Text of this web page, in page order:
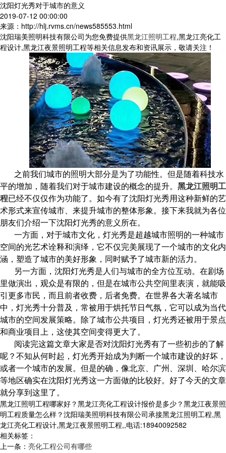
沈阳灯光秀对于城市的意义
2019-07-12 00:00:00
来源：http://hlj.rvms.cn/news585553.html
沈阳瑞美照明科技有限公司为您免费提供黑龙江照明工程,黑龙江亮化工
程设计,黑龙江夜景照明工程等相关信息发布和资讯展示，敬请关注！
之前我们城市的照明大部分是为了功能性。但是随着科技水
平的增加，随着我们对于城市建设的概念的提升。 黑龙江照明工
程已经不仅仅作为功能了。如今有了沈阳灯光秀用这种新鲜的艺
术形式来宣传城市、来提升城市的整体形象。接下来我就为各位
朋友们介绍一下沈阳灯光秀的意义所在。
一方面，对于城市文化，灯光秀是超越城市照明的一种城市
空间的光艺术诠释和演绎，它不仅完美展现了一个城市的文化内
涵，塑造了城市的美好形象，同时赋予了城市新的活力。
另一方面， 沈阳灯光秀是人们与城市的全方位互动。在剧场
里做演出，观众是有限的，但是在城市公共空间里表演，就能吸
引更多市民，而且前者收费，后者免费。在世界各大著名城市
中，灯光秀十分普及，常被用于烘托节日气氛，它可以成为当代
城市的空间发展策略。除了城市公共项目，灯光秀还被用于景点
和商业项目上，这使其空间变得更大了。
阅读完这篇文章大家是否对沈阳灯光秀有了一些初步的了解
呢？不知从何时起，灯光秀开始成为判断一个城市建设的好坏，
或者一个城市的发展。但是的确，像北京、广州、深圳、哈尔滨
等地区确实在沈阳灯光秀这一方面做的比较好。好了今天的文章
就分享到这里了。
黑龙江照明工程哪家好？黑龙江亮化工程设计报价是多少？黑龙江夜景照
明工程质量怎么样？沈阳瑞美照明科技有限公司承接黑龙江照明工程,黑
龙江亮化工程设计,黑龙江夜景照明工程,,电话:18940092582
相关标签：
上一条： 亮化工程公司有哪些